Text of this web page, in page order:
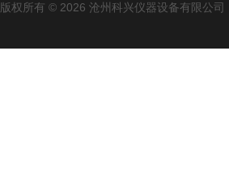
版权所有 © 2026 沧州科兴仪器设备有限公司